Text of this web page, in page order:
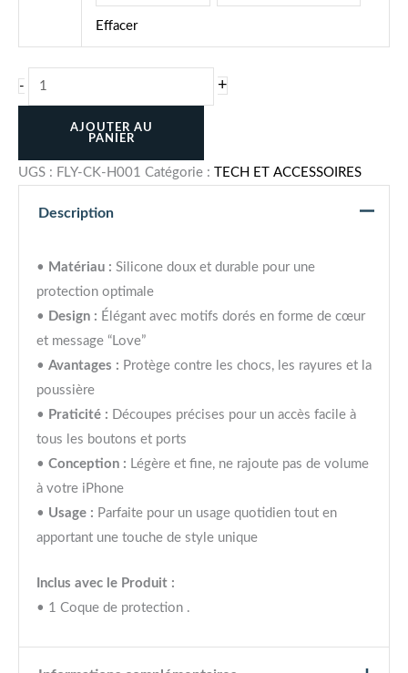
Effacer
- +
AJOUTER AU
PANIER
UGS : FLY-CK-H001 Catégorie : TECH ET ACCESSOIRES
Description
• Matériau : Silicone doux et durable pour une
protection optimale
• Design : Élégant avec motifs dorés en forme de cœur
et message “Love”
• Avantages : Protège contre les chocs, les rayures et la
poussière
• Praticité : Découpes précises pour un accès facile à
tous les boutons et ports
• Conception : Légère et fine, ne rajoute pas de volume
à votre iPhone
• Usage : Parfaite pour un usage quotidien tout en
apportant une touche de style unique
Inclus avec le Produit :
• 1 Coque de protection .